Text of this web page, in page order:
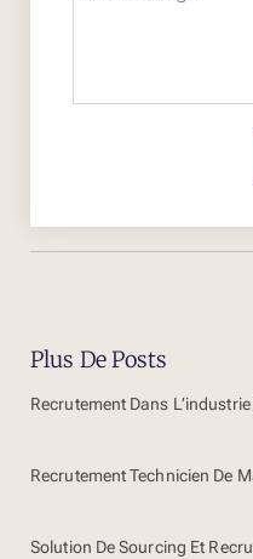
Plus De Posts
Recrutement Dans
Recrutement Technicien De
Solution De Sourcing Et